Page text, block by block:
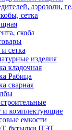
аэрозоли,
сетка
скоба
сетка
изделия
кладочная
Рабица
сварная
и комплектующие
емкости
бутылки ПЭТ